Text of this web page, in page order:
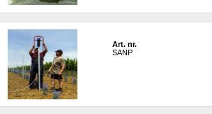
Art. nr.
SANP